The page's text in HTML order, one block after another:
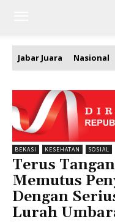
Jabar Juara Nasional
BEKASI KESEHATAN SOSIAL
Terus
Memutus
Dengan
Lurah